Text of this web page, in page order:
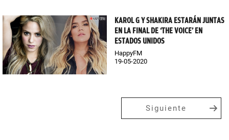
KAROL G Y SHAKIRA ESTARÁN JUNTAS
EN LA FINAL DE ‘THE VOICE’ EN
ESTADOS UNIDOS
HappyFM
19-05-2020
Siguiente